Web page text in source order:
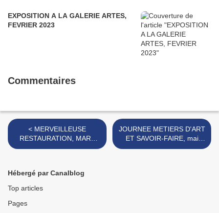
EXPOSITION A LA GALERIE ARTES,
FEVRIER 2023
Commentaires
< MERVEILLEUSE
RESTAURATION, MARS
2022
JOURNEE METIERS D'ART
ET SAVOIR-FAIRE, mai
2022 >
Hébergé par Canalblog
Top articles
Pages